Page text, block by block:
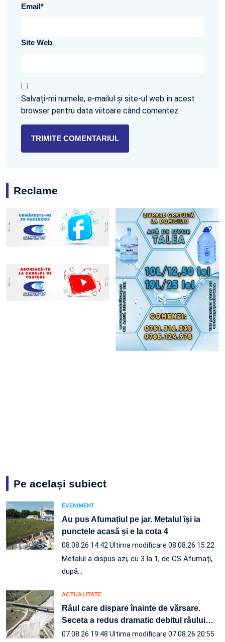
Email*
Site Web
Salvați-mi numele, e-mailul și site-ul web în acest
browser pentru data viitoare când comentez.
Reclame
Pe același subiect
EVENIMENT
Au pus Afumațiul pe jar. Metalul își ia
punctele acasă și e la cota 4
08.08.26 14:42 Ultima modificare 08.08.26 15:22
Metalul a dispus azi, cu 3 la 1, de CS Afumați,
după…
ACTUALITATE
Râul care dispare înainte de vărsare.
Seceta a redus dramatic debitul râului…
07.08.26 19:48 Ultima modificare 07.08.26 20:55